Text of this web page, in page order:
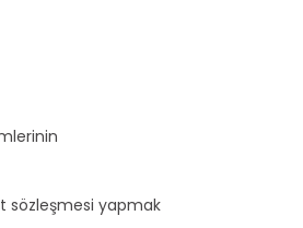
sözleşmesi yapmak